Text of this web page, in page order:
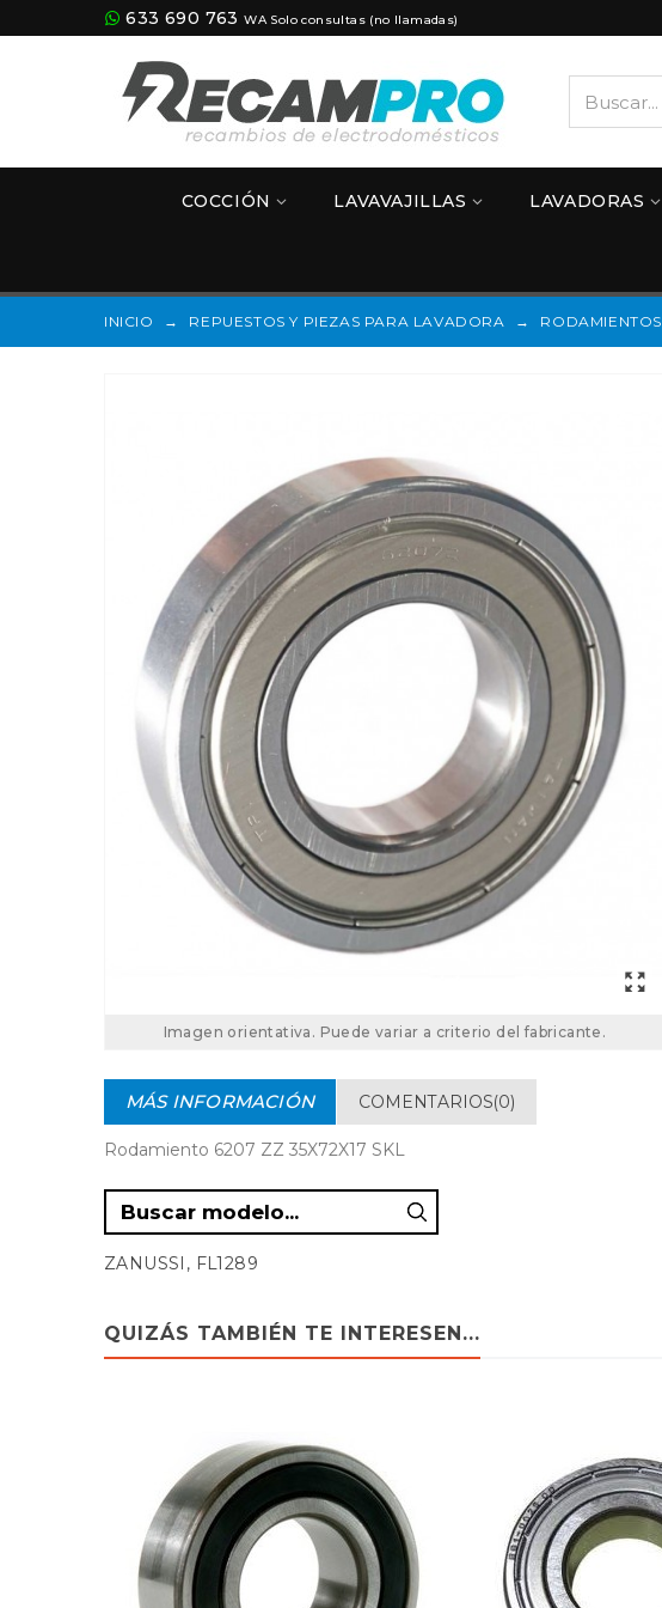
633 690 763 WA Solo consultas (no llamadas)
COCCIÓN LAVAVAJILLAS LAVADORAS
INICIO → REPUESTOS Y PIEZAS PARA LAVADORA → RODAMIENTOS
Imagen orientativa. Puede variar a criterio del fabricante.
MÁS INFORMACIÓN COMENTARIOS(0)
Rodamiento 6207 ZZ 35X72X17 SKL
ZANUSSI, FL1289
QUIZÁS TAMBIÉN TE INTERESEN...